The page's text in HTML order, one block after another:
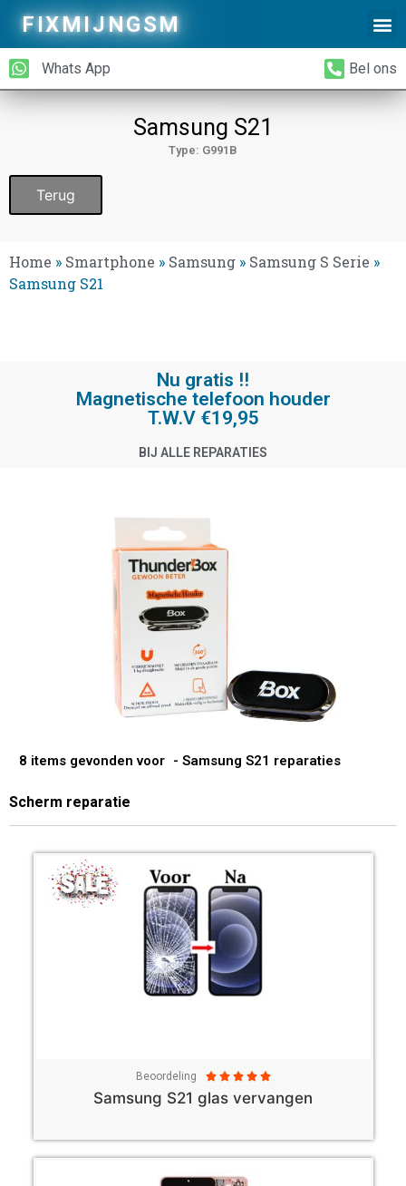
FIXMIJNGSM
Whats App Bel ons
Samsung S21
Type: G991B
Terug
Home » Smartphone » Samsung » Samsung S Serie »
Samsung S21
Nu gratis !!
Magnetische telefoon houder
T.W.V €19,95
BIJ ALLE REPARATIES
8 items gevonden voor - Samsung S21 reparaties
Scherm reparatie
Beoordeling     
Samsung S21 glas vervangen